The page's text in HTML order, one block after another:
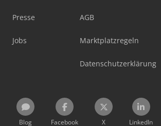
Presse
Jobs
AGB
Marktplatzregeln
Datenschutzerklärung
Blog Facebook X LinkedIn